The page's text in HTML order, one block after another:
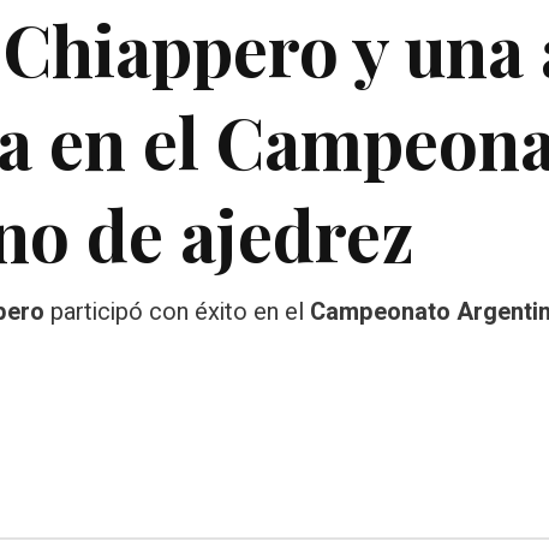
y una
en el
de ajedrez
participó con éxito en el Campeonato